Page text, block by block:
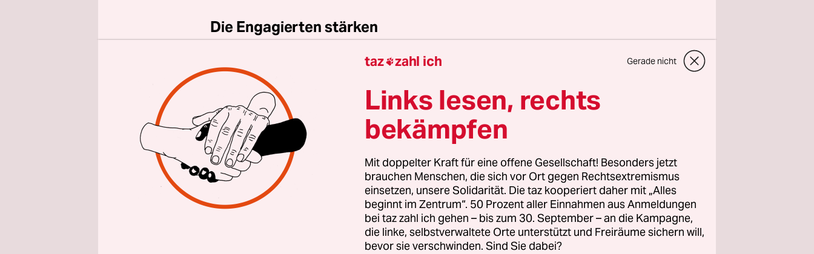
Die Engagierten stärken
Der drohende Erfolg der AfD bei den kommenden Landtagswahlen
zeigt, wie stark rechtsextreme Kräfte inzwischen geworden sind.
Gerade jetzt braucht es Zusammenhalt und Solidarität. Auch und vor
allem mit den Menschen, die sich vor Ort für eine starke
Zivilgesellschaft einsetzen. Die taz kooperiert deshalb mit "Alles
beginnt im Zentrum". Die Kampagne unterstützt bundesweit linke,
selbstverwaltete Orte und baut einen solidarischen Fonds für deren
Schutz und Erhalt auf. Eine offene Gesellschaft braucht guten, frei
zugänglichen Journalismus – und zivilgesellschaftliches Engagement.
Finden Sie auch? Dann machen Sie mit und unterstützen Sie unsere
taz zahl ich Gerade nicht
Links lesen, rechts
bekämpfen
Mit doppelter Kraft für eine offene Gesellschaft! Besonders jetzt
brauchen Menschen, die sich vor Ort gegen Rechtsextremismus
einsetzen, unsere Solidarität. Die taz kooperiert daher mit „Alles
beginnt im Zentrum“. 50 Prozent aller Einnahmen aus Anmeldungen
bei taz zahl ich gehen – bis zum 30. September – an die Kampagne,
die linke, selbstverwaltete Orte unterstützt und Freiräume sichern will,
bevor sie verschwinden. Sind Sie dabei?